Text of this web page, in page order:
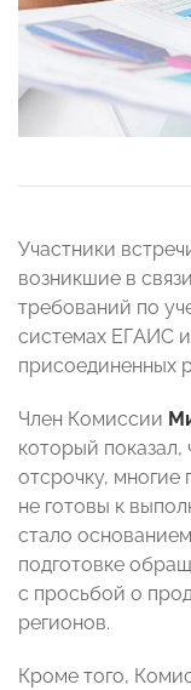
Участники
возникшие в
требований по
системах ЕГАИС
присоединенных
Член Комиссии
который
отсрочку, многие
не готовы к
стало
подготовке
с просьбой о
регионов.
Кроме того,